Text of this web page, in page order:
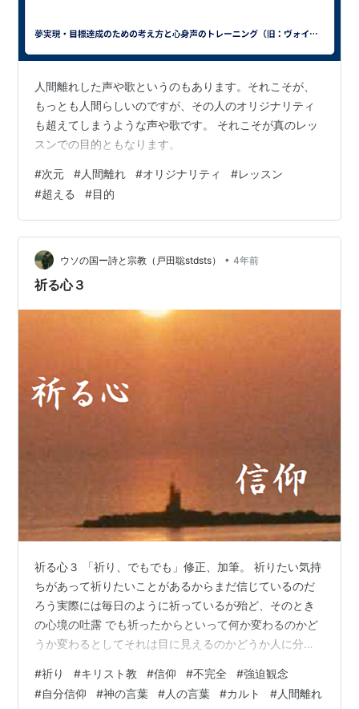
人間離れした声や歌というのもあります。それこそが、
もっとも人間らしいのですが、その人のオリジナリティ
も超えてしまうような声や歌です。 それこそが真のレッ
スンでの目的ともなります。
#次元 #人間離れ #オリジナリティ #レッスン
#超える #目的
ウソの国ー詩と宗教（戸田聡stdsts） • 4年前
祈る心３
祈る心３ 「祈り、でもでも」修正、加筆。 祈りたい気持
ちがあって祈りたいことがあるからまだ信じているのだ
ろう実際には毎日のように祈っているが殆ど、そのとき
の心境の吐露 でも祈ったからといって何か変わるのかど
うか変わるとしてそれは目に見えるのかどうか人に分か
らない 信仰が全知全能の神に従うことなら不完全な人の
信仰は完全ではありえない つまり分かっていると思うこ
#祈り #キリスト教 #信仰 #不完全 #強迫観念
#自分信仰 #神の言葉 #人の言葉 #カルト #人間離れ